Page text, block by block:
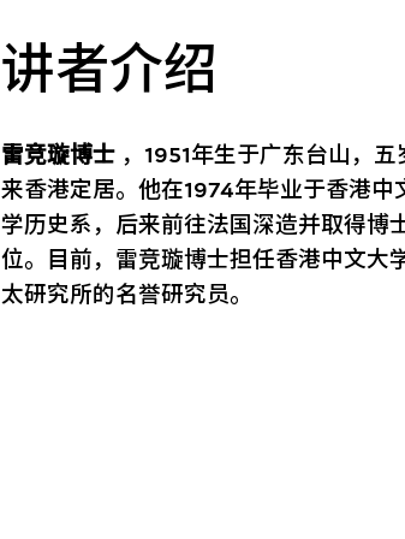
讲者介绍
雷竞璇博士 ，1951年生于广东台山，五
来香港定居。他在1974年毕业于香港中
学历史系，后来前往法国深造并取得博
位。目前，雷竞璇博士担任香港中文大
太研究所的名誉研究员。